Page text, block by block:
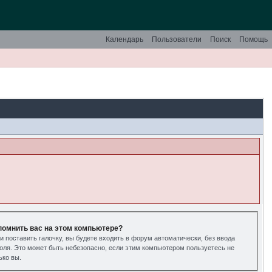
Помощь
Поиск
Пользователи
Календарь
вас на этом компьютере?
поставить галочку, вы будете входить в форум автоматически, без ввода
Это может быть небезопасно, если этим компьютером пользуетесь не
вы.